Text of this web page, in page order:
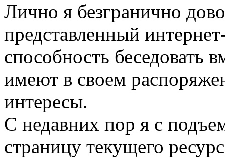
Лично я безгранично
представленный
способность беседовать
имеют в своем
интересы.
С недавних пор я с
страницу текущего